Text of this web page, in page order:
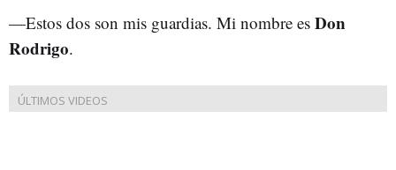
—Estos dos son mis guardias. Mi nombre es Don
Rodrigo.